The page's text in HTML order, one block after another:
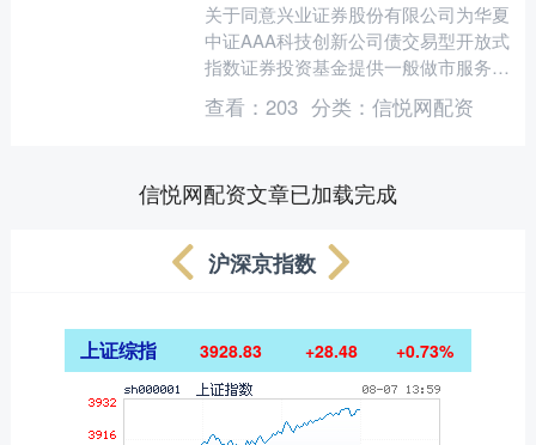
关于同意兴业证券股份有限公司为华夏
中证AAA科技创新公司债交易型开放式
指数证券投资基金提供一般做市服务的
公告上证公告（基金）【2025】1054
号为促进华夏中证....
查看： 203 分类： 信悦网配资
信悦网配资文章已加载完成
沪深京指数
上证综指 3928.83 +28.48 +0.73%